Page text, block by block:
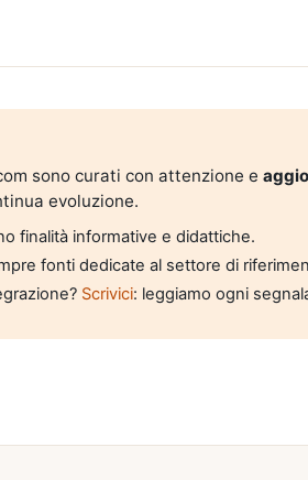
sono curati con attenzione e
evoluzione.
finalità informative e didattiche.
fonti dedicate al settore di
Scrivici: leggiamo ogni